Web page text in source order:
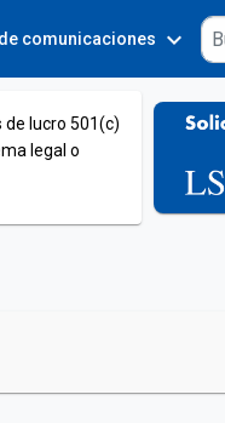
comunicaciones expand_more
de lucro 501(c)
legal o